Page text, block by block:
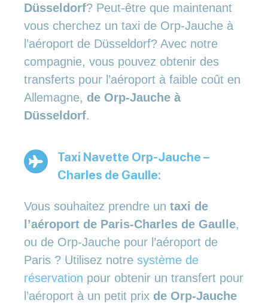
Düsseldorf? Peut-être que maintenant
vous cherchez un taxi de Orp-Jauche à
l’aéroport de Düsseldorf? Avec notre
compagnie, vous pouvez obtenir des
transferts pour l’aéroport à faible coût en
Allemagne, de Orp-Jauche à
Düsseldorf.
Taxi Navette Orp-Jauche –
Charles de Gaulle:
Vous souhaitez prendre un taxi de
l’aéroport de Paris-Charles de Gaulle,
ou de Orp-Jauche pour l’aéroport de
Paris ? Utilisez notre système de
réservation pour obtenir un transfert pour
l’aéroport à un petit prix de Orp-Jauche